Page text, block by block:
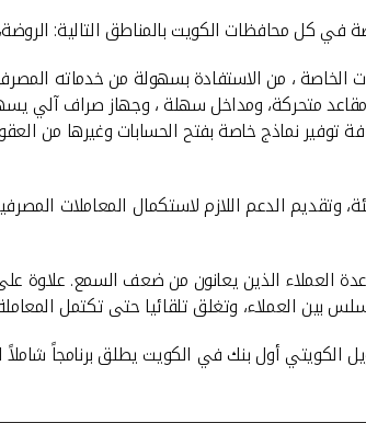
كل محافظات الكويت بالمناطق التالية: الروضة،
، من الاستفادة بسهولة من خدماته
متحركة، ومداخل سهلة ، وجهاز صراف آلي
الدعم اللازم لاستكمال المعاملات
العملاء الذين يعانون من ضعف السمع. علاوة
بين العملاء، وتغلق تلقائيا حتى تكتمل
الكويتي أول بنك في الكويت يطلق برنامجاً